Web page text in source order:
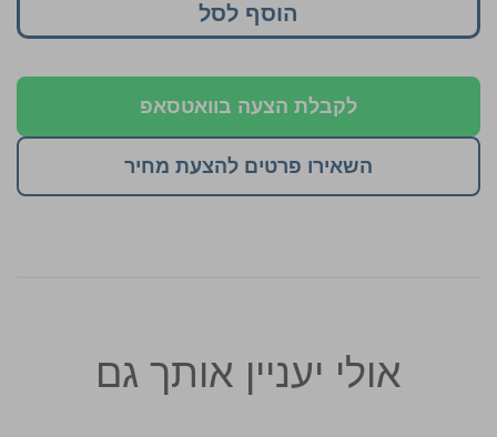
הוסף לסל
לקבלת הצעה בוואטסאפ
השאירו פרטים להצעת מחיר
אולי יעניין אותך גם